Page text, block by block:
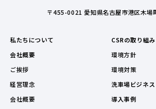
〒455-0021 愛知県名古屋市港区木場
私たちについて
会社概要
ご挨拶
経営理念
会社概要
CSRの取り組み
環境方針
環境対策
洗車場ビジネス
導入事例